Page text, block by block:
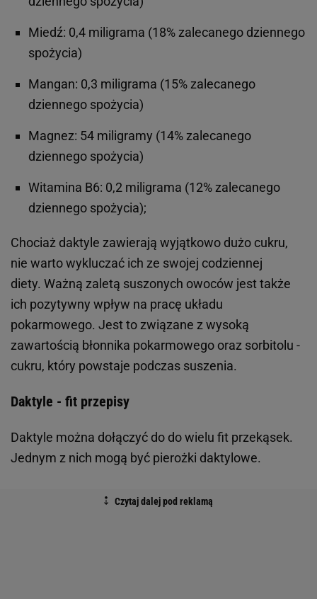
Miedź: 0,4 miligrama (18% zalecanego dziennego
spożycia)
Mangan: 0,3 miligrama (15% zalecanego
dziennego spożycia)
Magnez: 54 miligramy (14% zalecanego
dziennego spożycia)
Witamina B6: 0,2 miligrama (12% zalecanego
dziennego spożycia);
Chociaż daktyle zawierają wyjątkowo dużo cukru,
nie warto wykluczać ich ze swojej codziennej
diety. Ważną zaletą suszonych owoców jest także
ich pozytywny wpływ na pracę układu
pokarmowego. Jest to związane z wysoką
zawartością błonnika pokarmowego oraz sorbitolu -
cukru, który powstaje podczas suszenia.
Daktyle - fit przepisy
Daktyle można dołączyć do do wielu fit przekąsek.
Jednym z nich mogą być pierożki daktylowe.